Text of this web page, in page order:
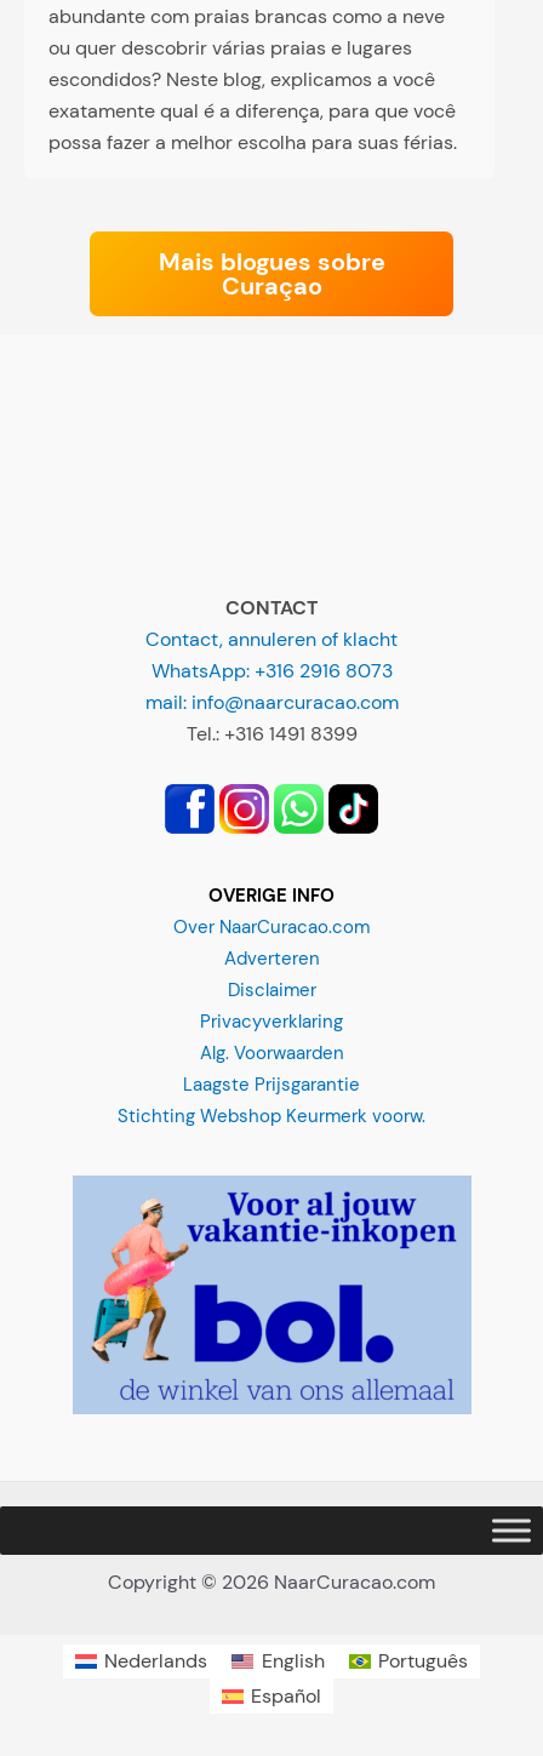
abundante com praias brancas como a neve
ou quer descobrir várias praias e lugares
escondidos? Neste blog, explicamos a você
exatamente qual é a diferença, para que você
possa fazer a melhor escolha para suas férias.
Mais blogues sobre
Curaçao
CONTACT
Contact, annuleren of klacht
WhatsApp: +316 2916 8073
mail: info@naarcuracao.com
Tel.: +316 1491 8399
OVERIGE INFO
Over NaarCuracao.com
Adverteren
Disclaimer
Privacyverklaring
Alg. Voorwaarden
Laagste Prijsgarantie
Stichting Webshop Keurmerk voorw.
Copyright © 2026 NaarCuracao.com
Nederlands English
Português